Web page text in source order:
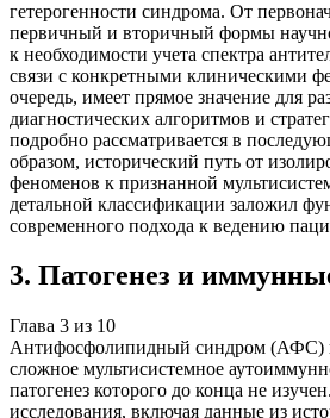
гетерогенности синдрома. От
первичный и вторичный формы
к необходимости учета спектра
связи с конкретными клиническими
очередь, имеет прямое значение для
диагностических алгоритмов и
подробно рассматривается в
образом, исторический путь от
феноменов к признанной
детальной классификации заложил
современного подхода к ведению
3. Патогенез и
Глава 3 из 10
Антифосфолипидный синдром (АФС)
сложное мультисистемное
патогенез которого до конца не
исследования, включая данные из